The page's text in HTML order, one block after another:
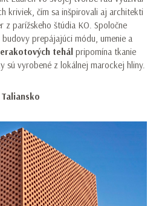
kriviek, čím sa inšpirovali aj architekti
z parížskeho štúdia KO. Spoločne
prepájajúci módu, umenie a
tehál pripomína tkanie
sú vyrobené z lokálnej marockej hliny.